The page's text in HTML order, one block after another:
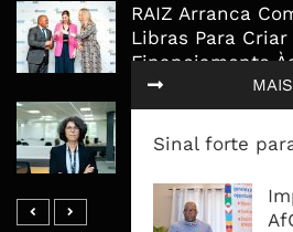
Sinal forte
RAIZ Arranca
Libras Para Criar
Financiamento
Banco De
Mobilizar
Define O